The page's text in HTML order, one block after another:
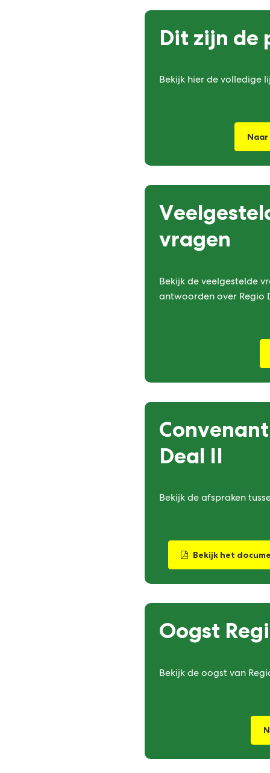
Dit zijn de
Bekijk hier de volledige
vragen
Bekijk de veelgestelde
antwoorden over Regio
Deal II
Bekijk de afspraken
Bekijk het
Oogst
Bekijk de oogst van